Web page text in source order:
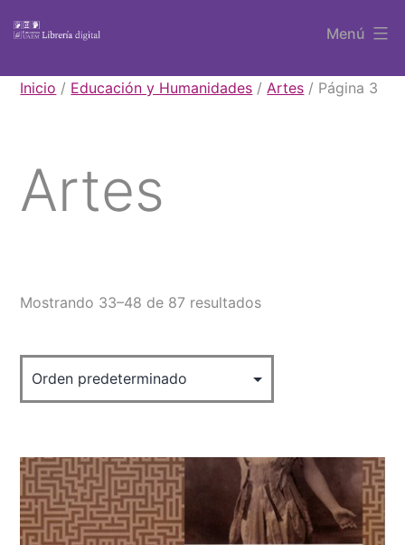
contenido
Libros
Menú
Inicio / Educación y Humanidades /Artes / Página 3
Artes
Mostrando 33–48 de 87 resultados